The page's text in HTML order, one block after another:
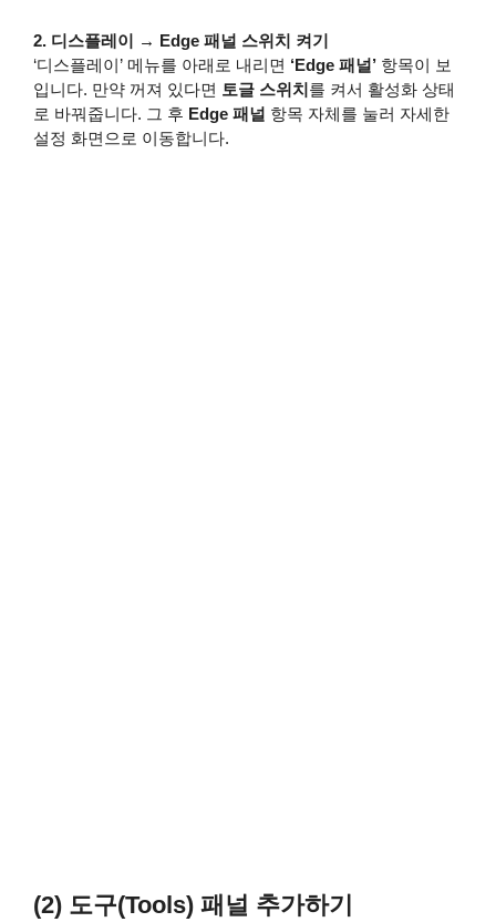
2. 디스플레이 → Edge 패널 스위치 켜기
‘디스플레이’ 메뉴를 아래로 내리면 ‘Edge 패널’ 항목이 보
입니다. 만약 꺼져 있다면 토글 스위치를 켜서 활성화 상태
로 바꿔줍니다. 그 후 Edge 패널 항목 자체를 눌러 자세한
설정 화면으로 이동합니다.
(2) 도구(Tools) 패널 추가하기